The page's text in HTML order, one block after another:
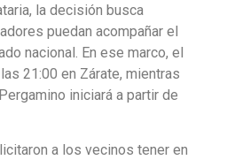
la decisión busca
puedan acompañar el
nacional. En ese marco, el
21:00 en Zárate, mientras
iniciará a partir de
a los vecinos tener en